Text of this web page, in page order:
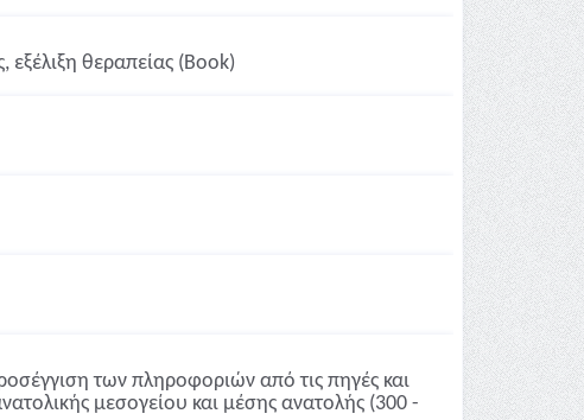
εξέλιξη θεραπείας (Book)
των πληροφοριών από τις πηγές και
μεσογείου και μέσης ανατολής (300 -